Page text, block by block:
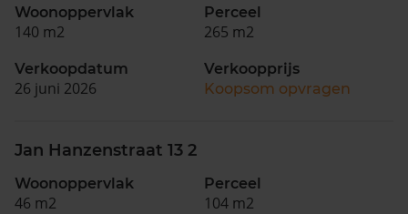
Woonoppervlak
140 m2
Perceel
265 m2
Verkoopdatum
26 juni 2026
Verkoopprijs
Koopsom opvragen
Jan Hanzenstraat 13 2
Woonoppervlak
46 m2
Perceel
104 m2